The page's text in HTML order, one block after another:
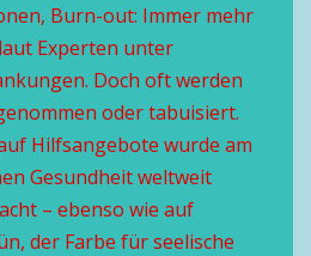
Burn-out: Immer mehr
Experten unter
Doch oft werden
oder tabuisiert.
Hilfsangebote wurde am
Gesundheit weltweit
– ebenso wie auf
der Farbe für seelische